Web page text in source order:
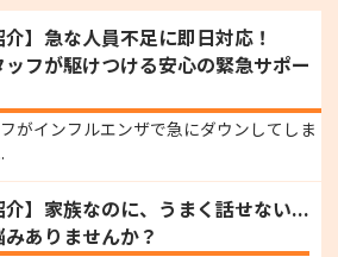
介】急な人員不足に即日対応！
フが駆けつける安心の緊急サポー
フがインフルエンザで急にダウンしてしま
介】家族なのに、うまく話せない...
ありませんか？